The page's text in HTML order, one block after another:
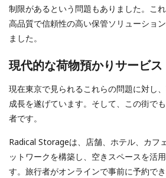
制限があるという問題もありました。こ
高品質で信頼性の高い保管ソリューショ
ました。
現代的な荷物預かりサービス
現在東京で見られるこれらの問題に対し
成長を遂げています。そして、この街で
者です。
Radical Storageは、店舗、ホテル、カフ
ットワークを構築し、空きスペースを活
す。旅行者がオンラインで事前に予約で